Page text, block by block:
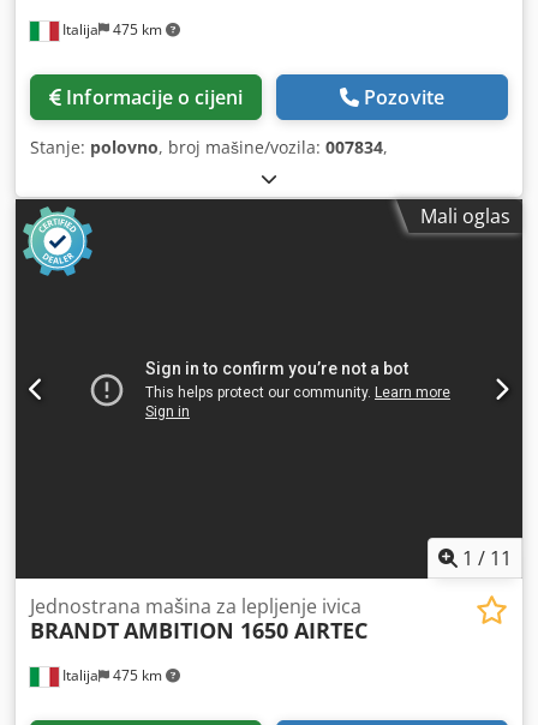
Italija 475 km
Informacije o cijeni Pozovite
Stanje: polovno, broj mašine/vozila: 007834,
Mali oglas
1 / 11
Italija 475 km
Jednostrana mašina za lepljenje ivica
BRANDTAMBITION 1650 AIRTEC